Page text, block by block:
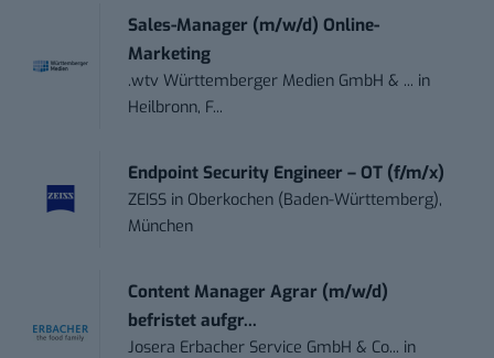
Sales-Manager (m/w/d) Online-
Marketing
.wtv Württemberger Medien GmbH & ... in
Heilbronn, F...
Endpoint Security Engineer – OT (f/m/x)
ZEISS in Oberkochen (Baden-Württemberg),
München
Content Manager Agrar (m/w/d)
befristet aufgr...
Josera Erbacher Service GmbH & Co... in